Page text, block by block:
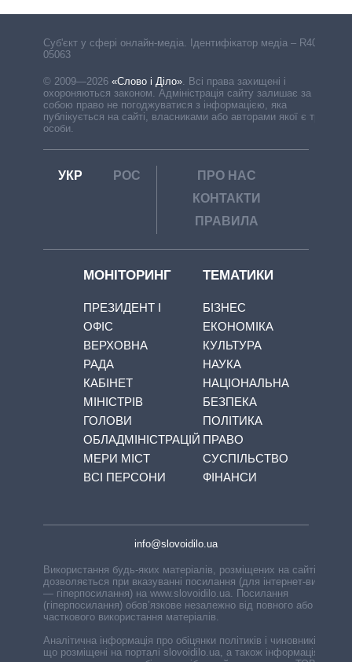
Cуб'єкт у сфері онлайн-медіа. Ідентифікатор медіа – R40-
05063
© 2009—2026 «Слово і Діло». Всі права захищені і
охороняються законом. Адміністрація сайту залишає за
собою право не погоджуватися з інформацією, яка
публікується на сайті, власниками або авторами якої є треті
особи.
УКР РОС
ПРО НАС
КОНТАКТИ
ПРАВИЛА
МОНІТОРИНГ
ПРЕЗИДЕНТ І
ОФІС
ВЕРХОВНА
РАДА
КАБІНЕТ
МІНІСТРІВ
ГОЛОВИ
ОБЛАДМІНІСТРАЦІЙ
МЕРИ МІСТ
ВСІ ПЕРСОНИ
ТЕМАТИКИ
БІЗНЕС
ЕКОНОМІКА
КУЛЬТУРА
НАУКА
НАЦІОНАЛЬНА
БЕЗПЕКА
ПОЛІТИКА
ПРАВО
СУСПІЛЬСТВО
ФІНАНСИ
info@slovoidilo.ua
Використання будь-яких матеріалів, розміщених на сайті,
дозволяється при вказуванні посилання (для інтернет-видань
— гіперпосилання) на www.slovoidilo.ua. Посилання
(гіперпосилання) обов’язкове незалежно від повного або
часткового використання матеріалів.
Аналітична інформація про обіцянки політиків і чиновників,
що розміщені на порталі slovoidilo.ua, а також інформація про